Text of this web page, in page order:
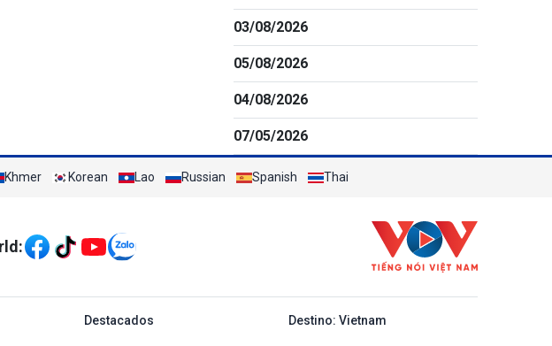
03/08/2026
05/08/2026
04/08/2026
07/05/2026
Khmer Korean Lao Russian Spanish Thai
tiếng Tây ban nha
Destacados Destino: Vietnam